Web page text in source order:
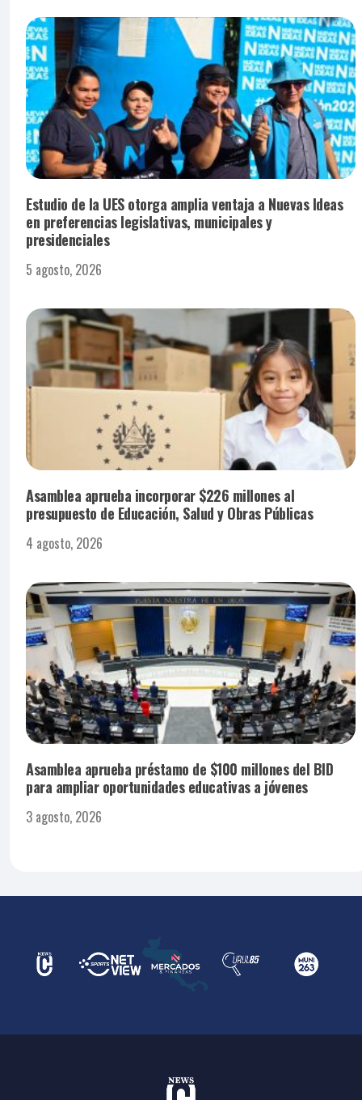
Estudio de la UES otorga amplia ventaja a Nuevas Ideas
en preferencias legislativas, municipales y
presidenciales
5 agosto, 2026
Asamblea aprueba incorporar $226 millones al
presupuesto de Educación, Salud y Obras Públicas
4 agosto, 2026
Asamblea aprueba préstamo de $100 millones del BID
para ampliar oportunidades educativas a jóvenes
3 agosto, 2026